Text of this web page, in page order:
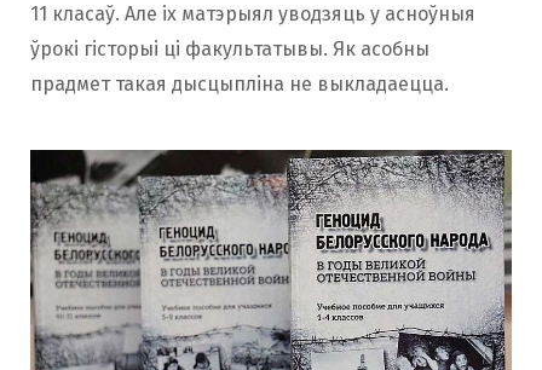
11 класаў. Але іх матэрыял уводзяць у асноўныя
ўрокі гісторыі ці факультатывы. Як асобны
прадмет такая дысцыпліна не выкладаецца.